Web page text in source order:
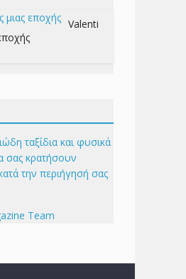
Valenti
ταξίδια και φυσικά
σας κρατήσουν
την περιήγησή σας
Team